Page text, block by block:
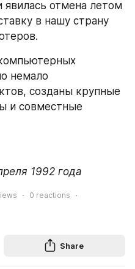
явилась отмена летом
в нашу страну
немало
созданы крупные
и совместные
1992 года
0 reactions
Share